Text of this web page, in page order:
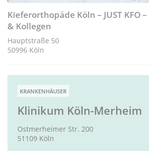
Kieferorthopäde Köln – JUST KFO
& Kollegen
Hauptstraße 50
50996 Köln
KRANKENHÄUSER
Klinikum Köln-Merheim
Ostmerheimer Str. 200
51109 Köln